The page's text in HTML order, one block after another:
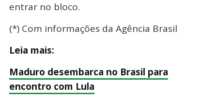
entrar no bloco.
(*) Com informações da Agência Brasil
Leia mais:
Maduro desembarca no Brasil para
encontro com Lula